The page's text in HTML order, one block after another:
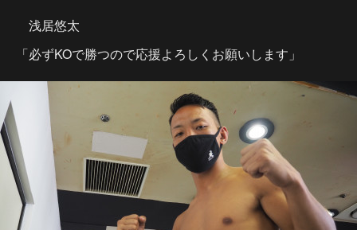
浅居悠太
「必ずKOで勝つので応援よろしくお願いします」